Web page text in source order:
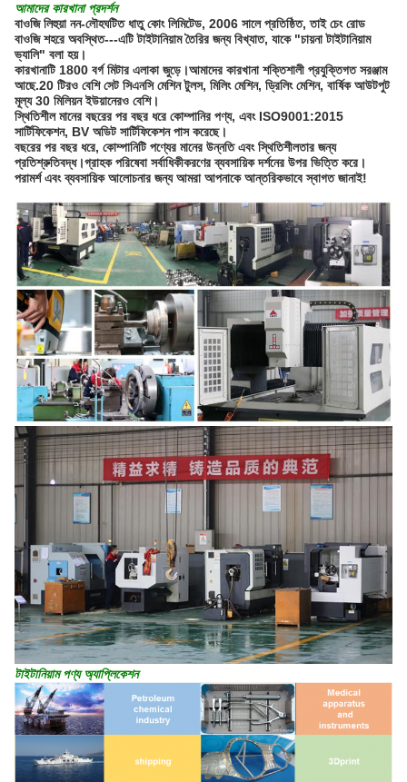
আমাদের কারখানা প্রদর্শন
বাওজি লিহুয়া নন-লৌহঘটিত ধাতু কোং লিমিটেড, 2006 সালে প্রতিষ্ঠিত, তাই চেং রোড
বাওজি শহরে অবস্থিত---এটি টাইটানিয়াম তৈরির জন্য বিখ্যাত, যাকে "চায়না টাইটানিয়াম
ভ্যালি" বলা হয়।
কারখানাটি 1800 বর্গ মিটার এলাকা জুড়ে।আমাদের কারখানা শক্তিশালী প্রযুক্তিগত সরঞ্জাম
আছে.20 টিরও বেশি সেট সিএনসি মেশিন টুলস, মিলিং মেশিন, ড্রিলিং মেশিন, বার্ষিক আউটপুট
মূল্য 30 মিলিয়ন ইউয়ানেরও বেশি।
স্থিতিশীল মানের বছরের পর বছর ধরে কোম্পানির পণ্য, এবং ISO9001:2015
সার্টিফিকেশন, BV অডিট সার্টিফিকেশন পাস করেছে।
বছরের পর বছর ধরে, কোম্পানিটি পণ্যের মানের উন্নতি এবং স্থিতিশীলতার জন্য
প্রতিশ্রুতিবদ্ধ।গ্রাহক পরিষেবা সর্বাধিকীকরণের ব্যবসায়িক দর্শনের উপর ভিত্তি করে।
পরামর্শ এবং ব্যবসায়িক আলোচনার জন্য আমরা আপনাকে আন্তরিকভাবে স্বাগত জানাই!
টাইটানিয়াম পণ্য অ্যাপ্লিকেশন